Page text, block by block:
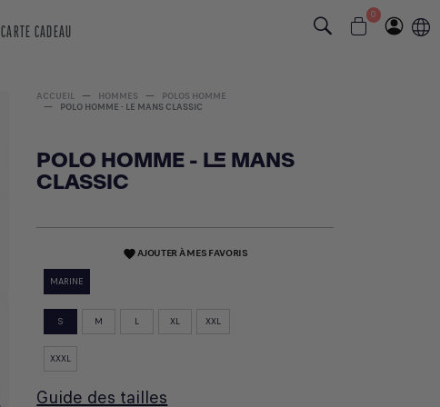
CARTE CADEAU
0
ACCUEIL HOMMES
POLOS HOMME
POLO HOMME - LE MANS CLASSIC
POLO HOMME - LE MANS
CLASSIC
favoriteAJOUTER À MES FAVORIS
MARINE
S M L XL XXL
XXXL
Guide des tailles